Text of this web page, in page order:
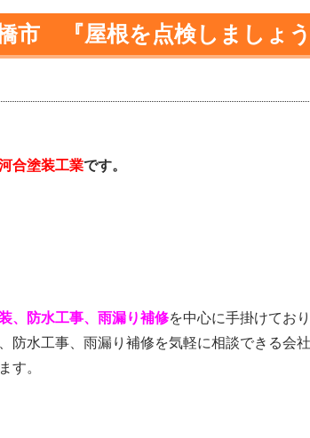
市 『屋根を点検しましょう
合塗装工業です。
、防水工事、雨漏り補修を中心に手掛けており
防水工事、雨漏り補修を気軽に相談できる会
す。